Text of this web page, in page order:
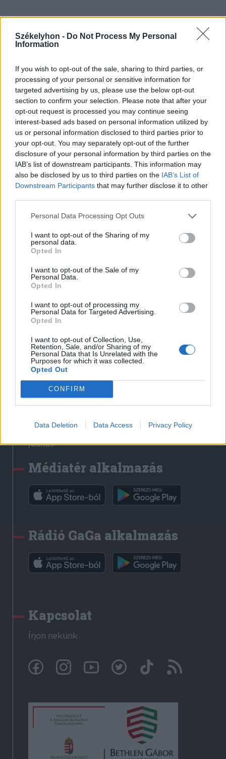
Székelyhon - Do Not Process My Personal
Information
If you wish to opt-out of the sale, sharing to third parties, or
processing of your personal or sensitive information for
targeted advertising by us, please use the below opt-out
section to confirm your selection. Please note that after your
opt-out request is processed you may continue seeing
interest-based ads based on personal information utilized by
us or personal information disclosed to third parties prior to
your opt-out. You may separately opt-out of the further
disclosure of your personal information by third parties on the
IAB’s list of downstream participants. This information may
also be disclosed by us to third parties on the IAB’s List of
Downstream Participants that may further disclose it to other
Personal Data Processing Opt Outs
I want to opt-out of the Sharing of my
personal data.
Opted In
I want to opt-out of the Sale of my
Personal Data.
Opted In
I want to opt-out of processing my
Personal Data for Targeted Advertising.
Opted In
I want to opt-out of Collection, Use,
Retention, Sale, and/or Sharing of my
Personal Data that Is Unrelated with the
Purposes for which it was collected.
Opted Out
CONFIRM
Data Deletion Data Access Privacy Policy
Hasznos
Impresszum
Szerzői jogok
Adatvédelmi tájékoztató
Cookie-kezelési tájékoztató
Hozzászólási szabályzat
Nyomtatott lapjaink archívuma
Székely Hírmondó archívuma
Sütibeállítások
Médiatér
Liget
Krónika
Bihari Napló
Erdélyi Napló
Főtér
Rádió GaGa
Jóállás
Médiatér alkalmazás
Rádió GaGa alkalmazás
Kapcsolat
Írjon nekünk